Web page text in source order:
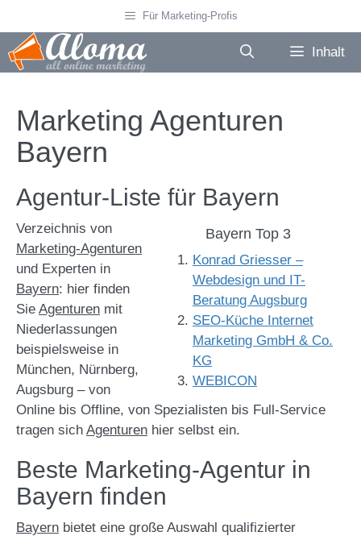
Inhalt
springen
Für Marketing-Profis
Inhalt
Marketing Agenturen
Bayern
Agentur-Liste für Bayern
Bayern Top 3
Konrad Griesser –
Webdesign und IT-
Beratung Augsburg
SEO-Küche Internet
Marketing GmbH & Co.
KG
WEBICON
Verzeichnis von
Marketing-Agenturen
und Experten in
Bayern: hier finden
Sie Agenturen mit
Niederlassungen
beispielsweise in
München, Nürnberg,
Augsburg – von
Online bis Offline, von Spezialisten bis Full-Service
tragen sich Agenturen hier selbst ein.
Beste Marketing-Agentur in
Bayern finden
Bayern bietet eine große Auswahl qualifizierter